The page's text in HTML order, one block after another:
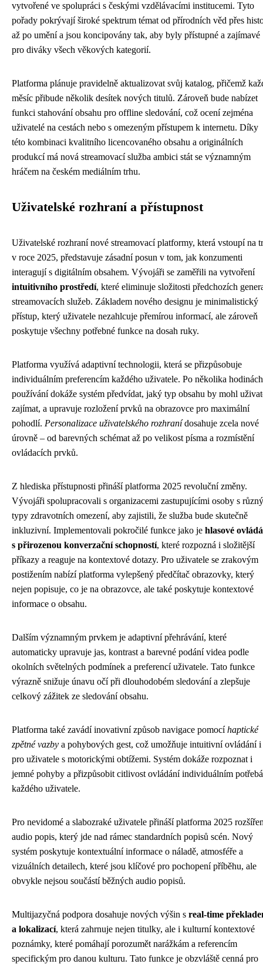
vytvořené ve spolupráci s českými vzdělávacími institucemi. Tyto
pořady pokrývají široké spektrum témat od přírodních věd přes
až po umění a jsou koncipovány tak, aby byly přístupné a zajímavé
pro diváky všech věkových kategorií.
Platforma plánuje pravidelně aktualizovat svůj katalog, přičemž
měsíc přibude několik desítek nových titulů. Zároveň bude nabízet
funkci stahování obsahu pro offline sledování, což ocení zejména
uživatelé na cestách nebo s omezeným přístupem k internetu. Díky
této kombinaci kvalitního licencovaného obsahu a originálních
produkcí má nová streamovací služba ambici stát se významným
hráčem na českém mediálním trhu.
Uživatelské rozhraní a přístupnost
Uživatelské rozhraní nové streamovací platformy, která vstoupí na
v roce 2025, představuje zásadní posun v tom, jak konzumenti
interagují s digitálním obsahem. Vývojáři se zaměřili na vytvoření
intuitivního prostředí, které eliminuje složitosti předchozích
streamovacích služeb. Základem nového designu je minimalistický
přístup, který uživatele nezahlcuje přemírou informací, ale zároveň
poskytuje všechny potřebné funkce na dosah ruky.
Platforma využívá adaptivní technologii, která se přizpůsobuje
individuálním preferencím každého uživatele. Po několika hodinách
používání dokáže systém předvídat, jaký typ obsahu by mohl
zajímat, a upravuje rozložení prvků na obrazovce pro maximální
pohodlí. Personalizace uživatelského rozhranídosahuje zcela nové
úrovně – od barevných schémat až po velikost písma a rozmístění
ovládacích prvků.
Z hlediska přístupnosti přináší platforma 2025 revoluční změny.
Vývojáři spolupracovali s organizacemi zastupujícími osoby s
typy zdravotních omezení, aby zajistili, že služba bude skutečně
inkluzivní. Implementovali pokročilé funkce jako je hlasové
s přirozenou konverzační schopností, které rozpozná i složitější
příkazy a reaguje na kontextové dotazy. Pro uživatele se zrakovým
postižením nabízí platforma vylepšený předčítač obrazovky, který
nejen popisuje, co je na obrazovce, ale také poskytuje kontextové
informace o obsahu.
Dalším významným prvkem je adaptivní přehrávání, které
automaticky upravuje jas, kontrast a barevné podání videa podle
okolních světelných podmínek a preferencí uživatele. Tato funkce
výrazně snižuje únavu očí při dlouhodobém sledování a zlepšuje
celkový zážitek ze sledování obsahu.
Platforma také zavádí inovativní způsob navigace pomocíhaptické
zpětné vazby a pohybových gest, což umožňuje intuitivní ovládání i
pro uživatele s motorickými obtížemi. Systém dokáže rozpoznat i
jemné pohyby a přizpůsobit citlivost ovládání individuálním
každého uživatele.
Pro nevidomé a slabozraké uživatele přináší platforma 2025
audio popis, který jde nad rámec standardních popisů scén. Nový
systém poskytuje kontextuální informace o náladě, atmosféře a
vizuálních detailech, které jsou klíčové pro pochopení příběhu, ale
obvykle nejsou součástí běžných audio popisů.
Multijazyčná podpora dosahuje nových výšin s real-time
a lokalizací, která zahrnuje nejen titulky, ale i kulturní kontextové
poznámky, které pomáhají porozumět narážkám a referencím
specifickým pro danou kulturu. Tato funkce je obzvláště cenná pro